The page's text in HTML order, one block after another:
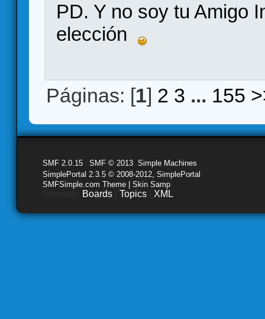
PD. Y no soy tu Amigo
elección
Páginas: [1] 2 3 ... 155
SMF 2.0.15 SMF © 2013 Simple Machines
SimplePortal 2.3.5 © 2008-2012, SimplePortal
SMFSimple.com Theme | Skin Samp
Boards Topics XML